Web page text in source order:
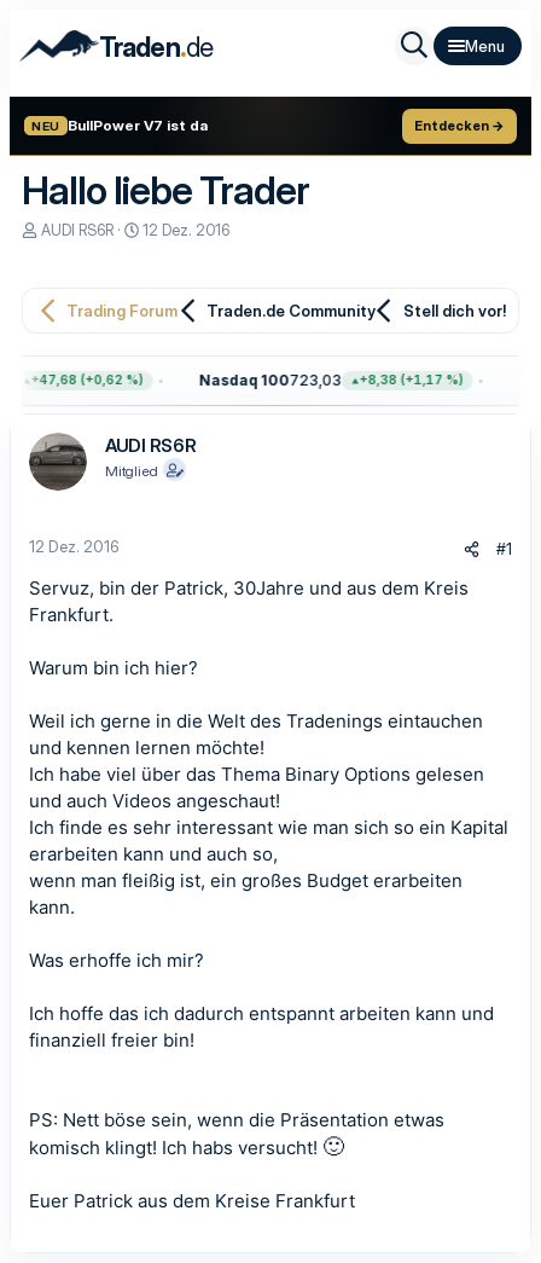
Traden.de
NEU BullPower V7 ist da Entdecken →
Hallo liebe Trader
E
e
r
AUDI RS6R
E
e
a
m
12 Dez. 2016
Trading Forum Traden.de Community Stell dich vor!
+47,68 (+0,62 %) Nasdaq 100723,03 +8,38 (+1,17 %)
AUDI RS6R
Mitglied
12 Dez. 2016 #1
Servuz, bin der Patrick, 30Jahre und aus dem Kreis
Frankfurt.
Warum bin ich hier?
Weil ich gerne in die Welt des Tradenings eintauchen
und kennen lernen möchte!
Ich habe viel über das Thema Binary Options gelesen
und auch Videos angeschaut!
Ich finde es sehr interessant wie man sich so ein Kapital
erarbeiten kann und auch so,
wenn man fleißig ist, ein großes Budget erarbeiten
kann.
Was erhoffe ich mir?
Ich hoffe das ich dadurch entspannt arbeiten kann und
finanziell freier bin!
PS: Nett böse sein, wenn die Präsentation etwas
komisch klingt! Ich habs versucht! 🙂
Euer Patrick aus dem Kreise Frankfurt